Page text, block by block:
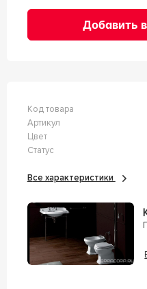
Добавить
Код товара
Артикул
Цвет
Статус
Все характеристики